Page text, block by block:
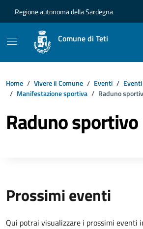
Regione autonoma della Sardegna
Comune di Teti
Home Vivere il Comune Eventi
Manifestazione sportiva
Raduno
Raduno sportivo
Prossimi eventi
Qui potrai visualizzare i prossimi eventi